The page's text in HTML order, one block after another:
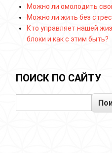
Можно ли омолодить
Можно ли жить без
Кто управляет нашей
блоки и как с этим быть?
ПОИСК ПО САЙТУ